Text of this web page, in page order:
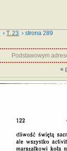
›T. 23 › strona 289
Podstawowym
«